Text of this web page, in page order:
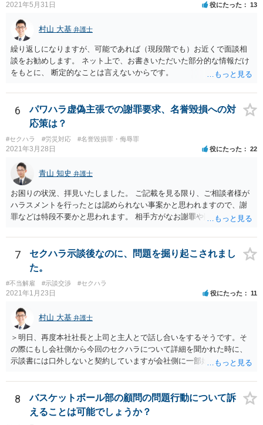
2021年5月31日 役にたった 13
村山 大基 弁護士
繰り返しになりますが、可能であれば（現段階でも）お近くで面談相
談をお勧めします。 ネット上で、お書きいただいた部分的な情報だけ
をもとに、 断定的なことは言えないからです。
6
パワハラ虚偽主張での謝罪要求、名誉毀損への対
応策は？
#セクハラ #労災対応 #名誉毀損罪・侮辱罪
2021年3月28日 役にたった 22
青山 知史 弁護士
お困りの状況、拝見いたしました。 ご記載を見る限り、ご相談者様が
ハラスメントを行ったとは認められない事案かと思われますので、謝
罪などは特段不要かと思われます。 相手方がなお謝罪や賠償を要求す
訴訟などによって債務不存在確認などを求めることも可能です。 相手
方の行為は、ご相談者様の名誉や名誉感情を損なう事項を第三者に通
知したものであり、社内でも共有されている実態を考えれば、金額の
多寡は別として、名誉毀損に基づく損害賠償請求などが成立する可能
性もあるかと思われます。 本件に対する対応ですが、そもそも根拠を
欠く主張であり、会社としても相手方の請求を取り合うつもり事態が
ない可能性もあるかと思われます。 こうした場合であれば、結局は相
手方として、言い分がなにも通らないまま、断念ををすることにな
り、ご相談者様も直接に問題のある人物と接触を持たずに済むかと思
いますので、必ずしも、ご相談者様がコストをかけて、相手方を責め
るまでをしなくともよいかとも考えられます。 もっとも、ご相談者様
として本件行動が納得できない場合には、コスト面も生じることから
十分にご検討をいただく必要はあるかと思いますが、相手方に対して
正式な警告の書面を送ったり、名誉毀損に当たりうる行為について、
賠償を求めていく余地はあるかと思われます。
7
セクハラ示談後なのに、問題を掘り起こされまし
た。
#不当解雇 #示談交渉 #セクハラ
2021年1月23日 役にたった 11
村山 大基 弁護士
＞明日、再度本社社長と上司と主人とで話し合いをするそうです。そ
の際にもし会社側から今回のセクハラについて詳細を聞かれた時に、
示談書には口外しないと契約していますが会社側に一部始終を話して
合、どのように対応したら良いですか？ 一番無難なのは、①事前に弁
護士に相談してからにしたい、と伝え、②話し合いを延期してもらっ
てご主人が近くで法律相談に行くことです。 ネット上ですと、示談書
も確認できませんし、「言葉による下ネタ」がどのようなものか、示
8
バスケットボール部の顧問の問題行動について訴
えることは可能でしょうか？